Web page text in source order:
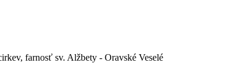
farnosť sv. Alžbety - Oravské Veselé